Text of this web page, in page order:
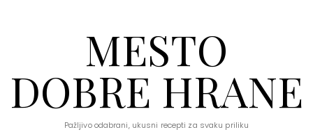
MESTO
DOBRE HRANE
Pažljivo odabrani, ukusni recepti za svaku priliku